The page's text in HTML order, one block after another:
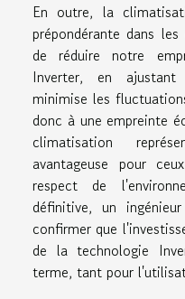
En outre, la
prépondérante dans
de réduire notre
Inverter, en ajustant
minimise les
donc à une empreinte
climatisation
avantageuse pour
respect de
définitive, un
confirmer que
de la technologie
terme, tant pour